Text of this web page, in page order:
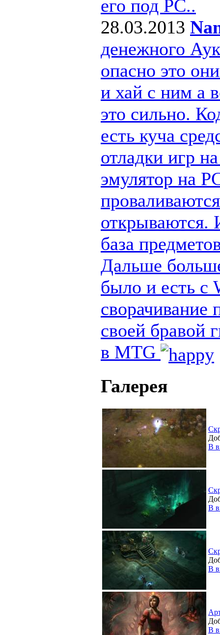
его под РС..
28.03.2013
денежного
опасно это
и хай с ним а
это сильно.
есть куча
отладки игр
эмулятор на
открываются.
база
Дальше
было и есть с
сворачивание
своей бравой
в MTG
Галерея
В
В
В
В